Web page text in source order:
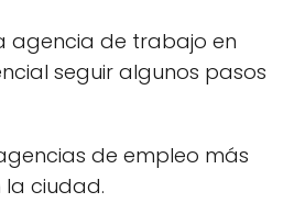
agencia de trabajo en
seguir algunos pasos
de empleo más
ciudad.